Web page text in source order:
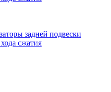
задней подвески
сжатия